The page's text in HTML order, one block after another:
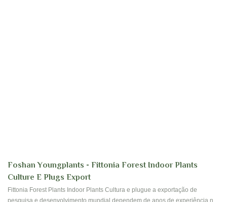
Foshan Youngplants - Fittonia Forest Indoor Plants
Culture E Plugs Export
Fittonia Forest Plants Indoor Plants Cultura e plugue a exportação de
pesquisa e desenvolvimento mundial dependem de anos de experiência no